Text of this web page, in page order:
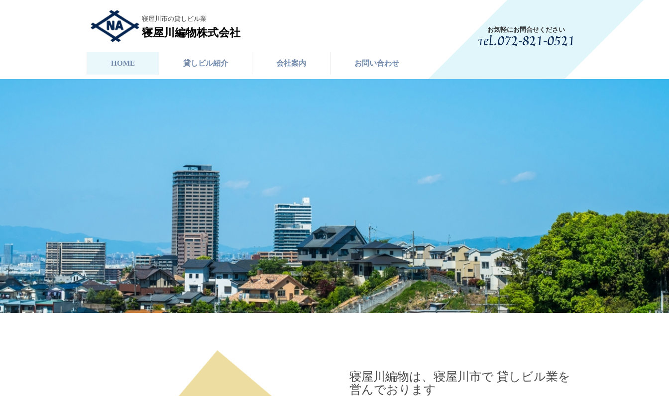
寝屋川市の貸しビル業
寝屋川編物株式会社 お気軽にお問合せください
HOME 貸しビル紹介 会社案内 お問い合わせ
寝屋川編物は、寝屋川市で 貸しビル業を
営んでおります